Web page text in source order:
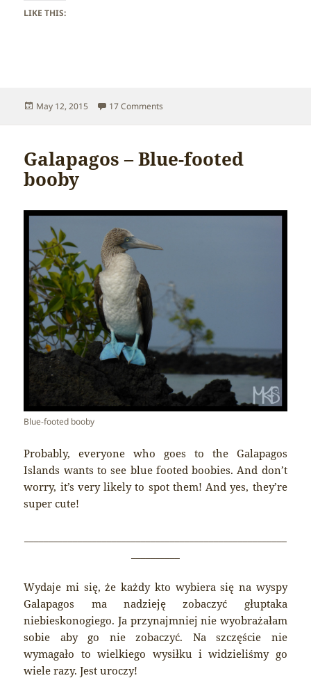
LIKE THIS:
Posted
May 12, 2015 17 Comments
Galapagos – Blue-footed
booby
Blue-footed booby
Probably, everyone who goes to the Galapagos
Islands wants to see blue footed boobies. And don’t
worry, it’s very likely to spot them! And yes, they’re
super cute!
Wydaje mi się, że każdy kto wybiera się na wyspy
Galapagos ma nadzieję zobaczyć głuptaka
niebieskonogiego. Ja przynajmniej nie wyobrażałam
sobie aby go nie zobaczyć. Na szczęście nie
wymagało to wielkiego wysiłku i widzieliśmy go
wiele razy. Jest uroczy!